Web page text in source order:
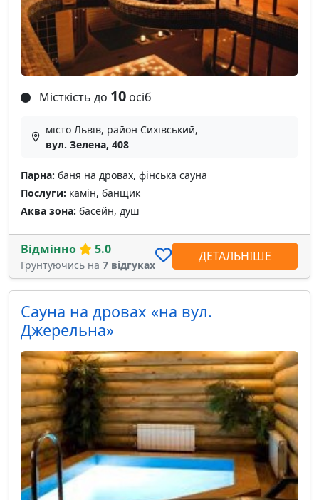
Місткість до 10 осіб
місто Львів, район Сихівський,
вул. Зелена, 408
Парна: баня на дровах, фінська сауна
Послуги: камін, банщик
Аква зона: басейн, душ
Відмінно 5.0
Грунтуючись на 7 відгуках
ДЕТАЛЬНІШЕ
Сауна на дровах «на вул.
Джерельна»